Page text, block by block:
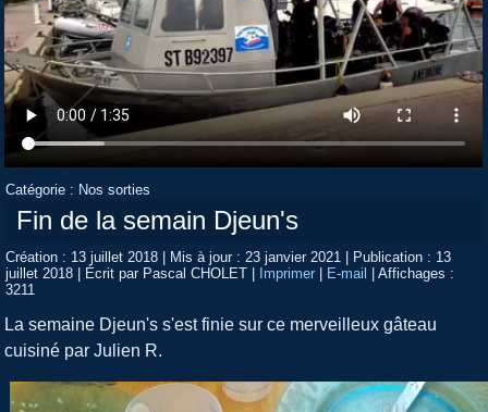
Catégorie : Nos sorties
Fin de la semain Djeun's
Création : 13 juillet 2018 | Mis à jour : 23 janvier 2021 | Publication : 13
juillet 2018 | Écrit par Pascal CHOLET | Imprimer | E-mail |Affichages :
3211
La semaine Djeun's s'est finie sur ce merveilleux gâteau
cuisiné par Julien R.